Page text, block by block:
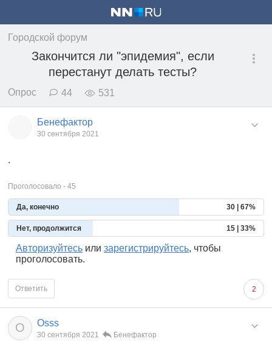
Городской форум
Закончится ли "эпидемия", если
перестанут делать тесты?
Опрос 44 531
Бенефактор
30 сентября 2021
.
Проголосовало - 45
30 | 67%
Да, конечно
15 | 33%
Нет, продолжится
Авторизуйтесь или зарегистрируйтесь, чтобы
проголосовать.
2
Ответить
O Osss
30 сентября 2021 Бенефактор